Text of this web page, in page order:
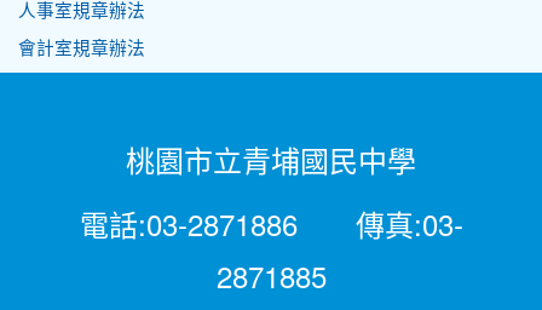
人事室規章辦法
會計室規章辦法
桃園市立青埔國民中學
電話:03-2871886 傳真:03-
2871885